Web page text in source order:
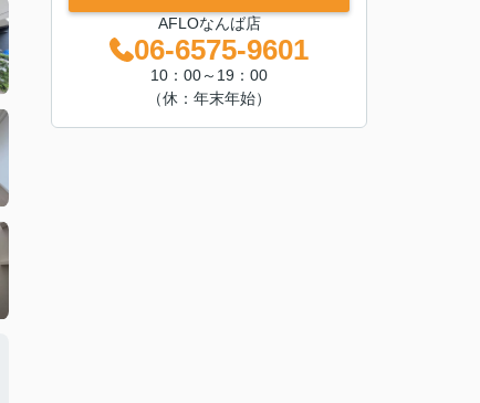
AFLOなんば店
06-6575-9601
10：00～19：00
（休：年末年始）